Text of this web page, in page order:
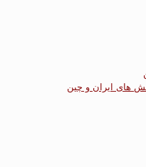
های ایران و چین